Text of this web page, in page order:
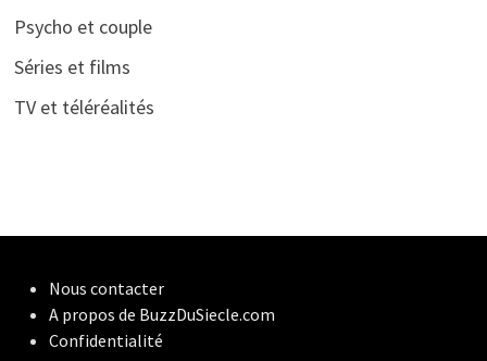
Psycho et couple
Séries et films
TV et téléréalités
Nous contacter
A propos de BuzzDuSiecle.com
Confidentialité